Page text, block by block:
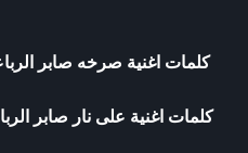
كلمات اغنية صرخه صابر
كلمات اغنية على نار صابر